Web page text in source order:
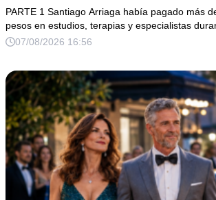
nadie quiso escuchar.
PARTE 1 Santiago Arriaga había pagado más
pesos en estudios, terapias y especialistas
07/08/2026 16:56